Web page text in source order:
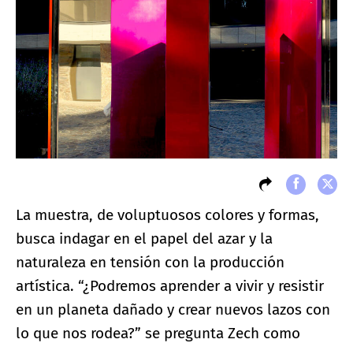
La muestra, de voluptuosos colores y formas,
busca indagar en el papel del azar y la
naturaleza en tensión con la producción
artística. “¿Podremos aprender a vivir y resistir
en un planeta dañado y crear nuevos lazos con
lo que nos rodea?” se pregunta Zech como